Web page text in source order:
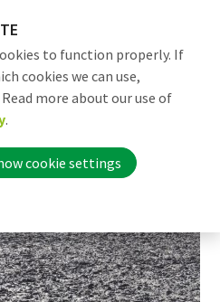
Home
to function properly. If
cookies we can use,
more about our use of
.
cookie settings